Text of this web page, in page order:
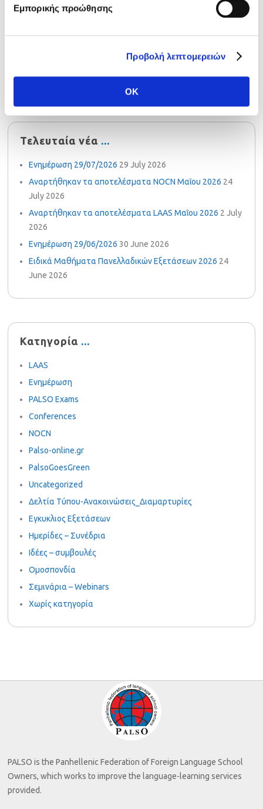
Εμπορικής προώθησης
Προβολή λεπτομερειών
OK
Τελευταία νέα
Ενημέρωση 29/07/2026 29 July 2026
Αναρτήθηκαν τα αποτελέσματα NOCN Μαΐου 2026 24
July 2026
Αναρτήθηκαν τα αποτελέσματα LAAS Μαΐου 2026 2 July
2026
Ενημέρωση 29/06/2026 30 June 2026
Ειδικά Μαθήματα Πανελλαδικών Εξετάσεων 2026 24
June 2026
Κατηγορία
LAAS
Ενημέρωση
PALSO Exams
Conferences
NOCN
Palso-online.gr
PalsoGoesGreen
Uncategorized
Δελτία Τύπου-Ανακοινώσεις_Διαμαρτυρίες
Εγκυκλιος Εξετάσεων
Ημερίδες – Συνέδρια
Ιδέες – συμβουλές
Ομοσπονδία
Σεμινάρια – Webinars
Χωρίς κατηγορία
PALSO is the Panhellenic Federation of Foreign Language School
Owners, which works to improve the language-learning services
provided.